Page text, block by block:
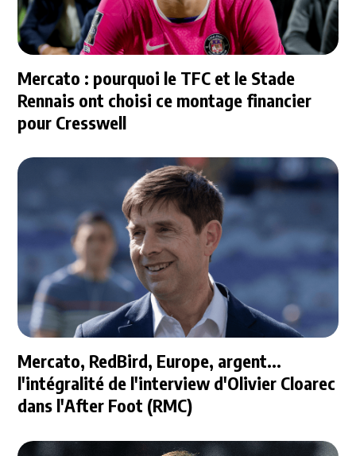
Mercato : pourquoi le TFC et le Stade
Rennais ont choisi ce montage financier
pour Cresswell
Mercato, RedBird, Europe, argent...
l'intégralité de l'interview d'Olivier Cloarec
dans l'After Foot (RMC)